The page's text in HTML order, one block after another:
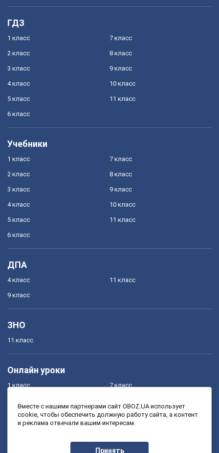
ГДЗ
1 класс
2 класс
3 класс
4 класс
5 класс
6 класс
7 класс
8 класс
9 класс
10 класс
11 класс
Учебники
1 класс
2 класс
3 класс
4 класс
5 класс
6 класс
7 класс
8 класс
9 класс
10 класс
11 класс
ДПА
4 класс
9 класс
11 класс
ЗНО
11 класс
Онлайн уроки
1 класс
3 класс
7 класс
9 класс
Вместе с нашими партнерами сайт OBOZ.UA использует
cookie, чтобы обеспечить должную работу сайта, а контент
и реклама отвечали вашим интересам.
Принять